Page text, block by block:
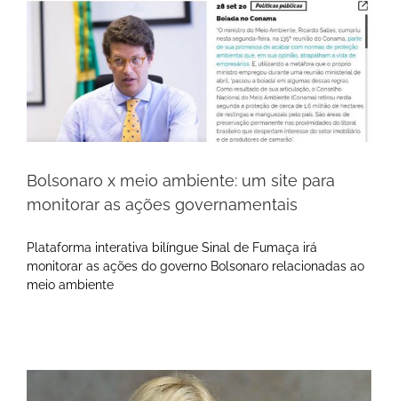
Bolsonaro x meio ambiente: um site para
monitorar as ações governamentais
Plataforma interativa bilíngue Sinal de Fumaça irá
monitorar as ações do governo Bolsonaro relacionadas ao
meio ambiente